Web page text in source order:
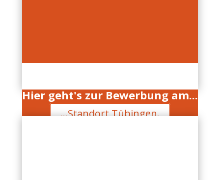
Hier geht's zur Bewerbung am...
...Standort Tübingen.